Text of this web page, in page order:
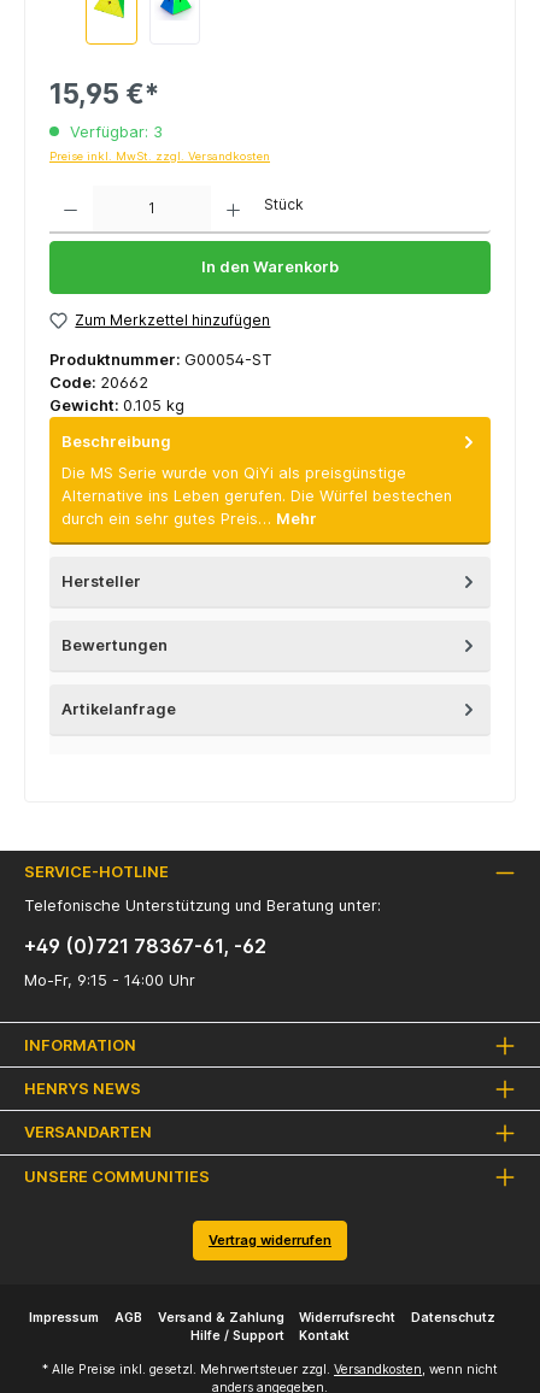
15,95 €*
Verfügbar: 3
Preise inkl. MwSt. zzgl. Versandkosten
Stück
In den Warenkorb
Zum Merkzettel hinzufügen
Produktnummer: G00054-ST
Code: 20662
Gewicht: 0.105 kg
Beschreibung
Die MS Serie wurde von QiYi als preisgünstige
Alternative ins Leben gerufen. Die Würfel bestechen
durch ein sehr gutes Preis… Mehr
Hersteller
Bewertungen
Artikelanfrage
SERVICE-HOTLINE
Telefonische Unterstützung und Beratung unter:
+49 (0)721 78367-61, -62
Mo-Fr, 9:15 - 14:00 Uhr
INFORMATION
HENRYS NEWS
VERSANDARTEN
UNSERE COMMUNITIES
Vertrag widerrufen
Impressum AGB Versand & Zahlung Widerrufsrecht
Datenschutz
Hilfe / Support
Kontakt
* Alle Preise inkl. gesetzl. Mehrwertsteuer zzgl. Versandkosten, wenn nicht
anders angegeben.